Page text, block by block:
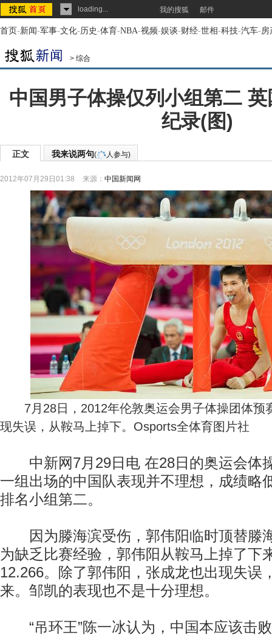
loading... 我的搜狐 邮件
首页-新闻-军事-文化-历史-体育-NBA-视频-娱谈-财经-世相-科技-汽车-房
> 综合
中国男子体操仅列小组第二
纪录(图)
正文 我来说两句( 人参与)
2012年07月29日01:38 来源： 中国新闻网
7月28日，2012年伦敦奥运会男子体操团体预
现失误，从鞍马上掉下。Osports全体育图片社
中新网7月29日电 在28日的奥运会体
一组出场的中国队表现并不理想，成绩略
排名小组第二。
因为滕海滨受伤，郭伟阳临时顶替滕
为缺乏比赛经验，郭伟阳从鞍马上掉了下
12.266。除了郭伟阳，张成龙也出现失误
来。邹凯的表现也不是十分理想。
“吊环王”陈一冰认为，中国本应该击